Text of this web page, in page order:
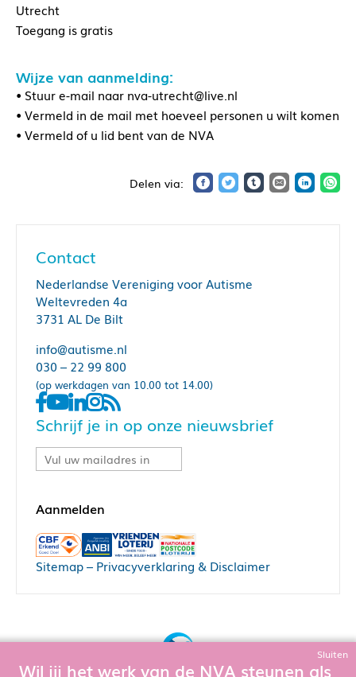
Utrecht
Toegang is gratis
Wijze van aanmelding:
• Stuur e-mail naar nva-utrecht@live.nl
• Vermeld in de mail met hoeveel personen u wilt komen
• Vermeld of u lid bent van de NVA
Contact
Nederlandse Vereniging voor Autisme
Weltevreden 4a
3731 AL De Bilt
info@autisme.nl
030 – 22 99 800
(op werkdagen van 10.00 tot 14.00)
Schrijf je in op onze nieuwsbrief
Sitemap– Privacyverklaring & Disclaimer
Sluiten
Wil jij het werk van de NVA steunen als